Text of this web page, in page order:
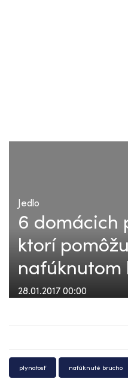
Jedlo
6 domácich
ktorí
nafúknutom
28.01.2017 00:00
plynatosť nafúknuté brucho